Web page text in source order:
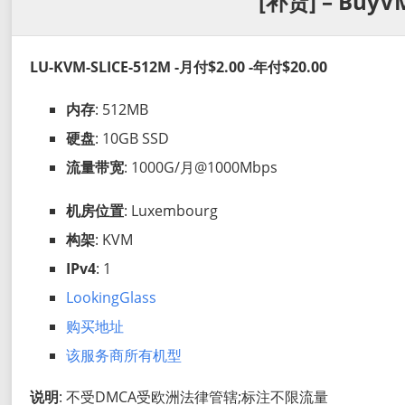
LU-KVM-SLICE-512M -月付$2.00 -年付$20.00
内存: 512MB
硬盘: 10GB SSD
流量带宽: 1000G/月@1000Mbps
机房位置: Luxembourg
构架: KVM
IPv4: 1
LookingGlass
购买地址
该服务商所有机型
说明: 不受DMCA受欧洲法律管辖;标注不限流量